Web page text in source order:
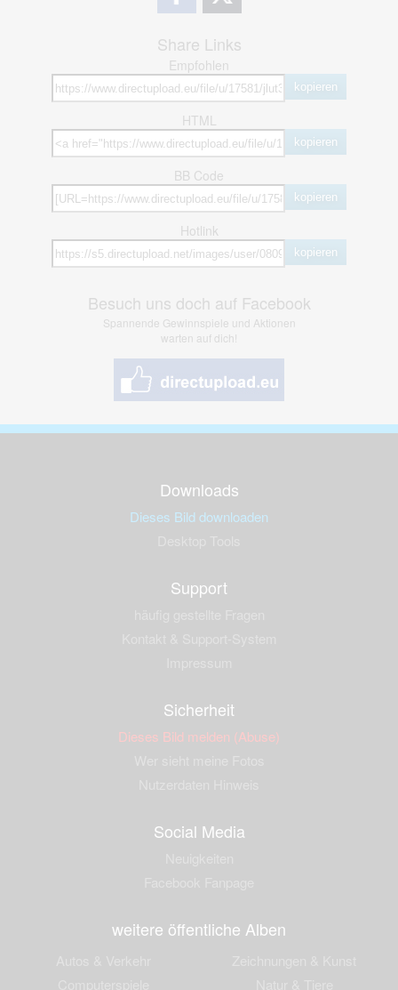
Share Links
Empfohlen
kopieren
HTML
kopieren
BB Code
kopieren
Hotlink
kopieren
Besuch uns doch auf Facebook
Spannende Gewinnspiele und Aktionen
warten auf dich!
Downloads
Dieses Bild downloaden
Support
Sicherheit
Dieses Bild melden (Abuse)
Social Media
weitere öffentliche Alben